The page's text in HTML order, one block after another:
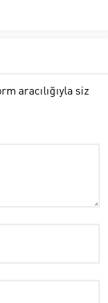
aracılığıyla siz